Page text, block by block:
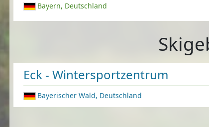
Bayern, Deutschland
Eck - Wintersportzentrum
Bayerischer Wald, Deutschland